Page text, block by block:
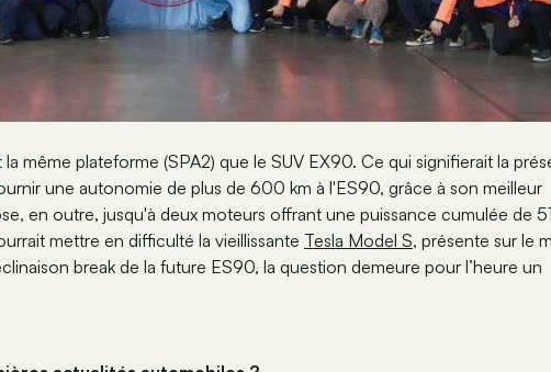
même plateforme (SPA2) que le SUV EX90. Ce qui signifierait la
une autonomie de plus de 600 km à l'ES90, grâce à son meilleur
en outre, jusqu'à deux moteurs offrant une puissance cumulée de
mettre en difficulté la vieillissante Tesla Model S, présente sur le
break de la future ES90, la question demeure pour l’heure un